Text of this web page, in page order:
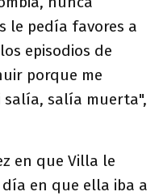
le pedía favores a
episodios de
porque me
salía, salía muerta",
en que Villa le
en que ella iba a